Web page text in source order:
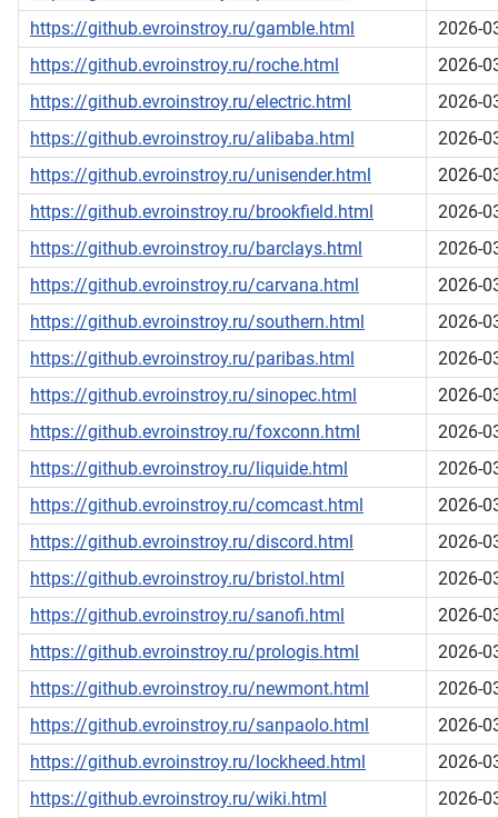
https://github.evroinstroy.ru/gamble.html
2026-
https://github.evroinstroy.ru/roche.html
2026-
https://github.evroinstroy.ru/electric.html
2026-
https://github.evroinstroy.ru/alibaba.html
2026-
https://github.evroinstroy.ru/unisender.html
2026-
https://github.evroinstroy.ru/brookfield.html
2026-
https://github.evroinstroy.ru/barclays.html
2026-
https://github.evroinstroy.ru/carvana.html
2026-
https://github.evroinstroy.ru/southern.html
2026-
https://github.evroinstroy.ru/paribas.html
2026-
https://github.evroinstroy.ru/sinopec.html
2026-
https://github.evroinstroy.ru/foxconn.html
2026-
https://github.evroinstroy.ru/liquide.html
2026-
https://github.evroinstroy.ru/comcast.html
2026-
https://github.evroinstroy.ru/discord.html
2026-
https://github.evroinstroy.ru/bristol.html
2026-
https://github.evroinstroy.ru/sanofi.html
2026-
https://github.evroinstroy.ru/prologis.html
2026-
https://github.evroinstroy.ru/newmont.html
2026-
https://github.evroinstroy.ru/sanpaolo.html
2026-
https://github.evroinstroy.ru/lockheed.html
2026-
https://github.evroinstroy.ru/wiki.html
2026-